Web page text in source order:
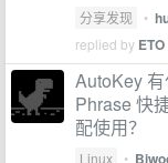
分享发现 •
replied by ETO
AutoKey
Phrase 快
配使用？
Linux •